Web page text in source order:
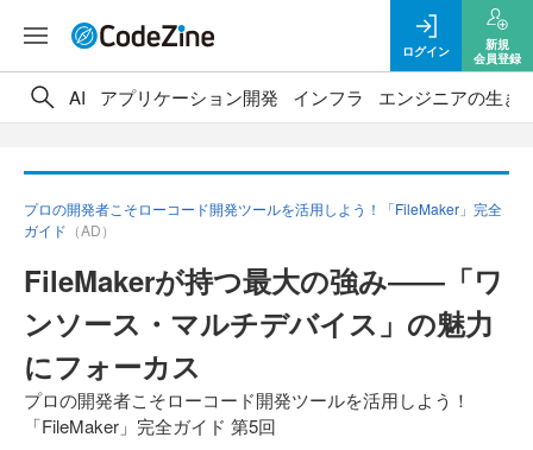
ログイン
新規
会員登録
AI アプリケーション開発 インフラ エンジニアの生き
プロの開発者こそローコード開発ツールを活用しよう！「FileMaker」完全
ガイド （AD）
FileMakerが持つ最大の強み――「ワ
ンソース・マルチデバイス」の魅力
にフォーカス
プロの開発者こそローコード開発ツールを活用しよう！
「FileMaker」完全ガイド 第5回